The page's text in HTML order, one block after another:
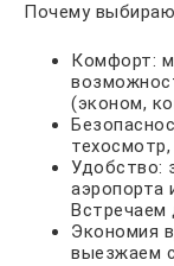
Почему
Комфорт:
(эконом,
Удобство:
аэропорта
Экономия
выезжаем